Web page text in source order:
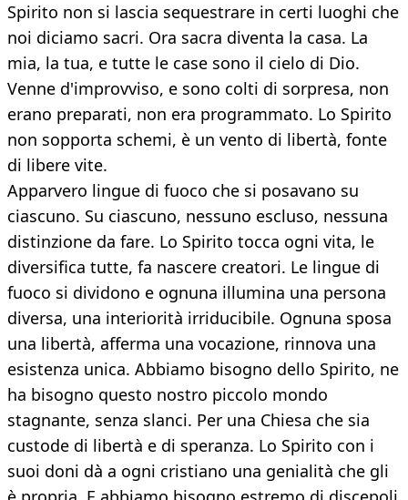
Spirito non si lascia sequestrare in certi luoghi che
noi diciamo sacri. Ora sacra diventa la casa. La
mia, la tua, e tutte le case sono il cielo di Dio.
Venne d'improvviso, e sono colti di sorpresa, non
erano preparati, non era programmato. Lo Spirito
non sopporta schemi, è un vento di libertà, fonte
di libere vite.
Apparvero lingue di fuoco che si posavano su
ciascuno. Su ciascuno, nessuno escluso, nessuna
distinzione da fare. Lo Spirito tocca ogni vita, le
diversifica tutte, fa nascere creatori. Le lingue di
fuoco si dividono e ognuna illumina una persona
diversa, una interiorità irriducibile. Ognuna sposa
una libertà, afferma una vocazione, rinnova una
esistenza unica. Abbiamo bisogno dello Spirito, ne
ha bisogno questo nostro piccolo mondo
stagnante, senza slanci. Per una Chiesa che sia
custode di libertà e di speranza. Lo Spirito con i
suoi doni dà a ogni cristiano una genialità che gli